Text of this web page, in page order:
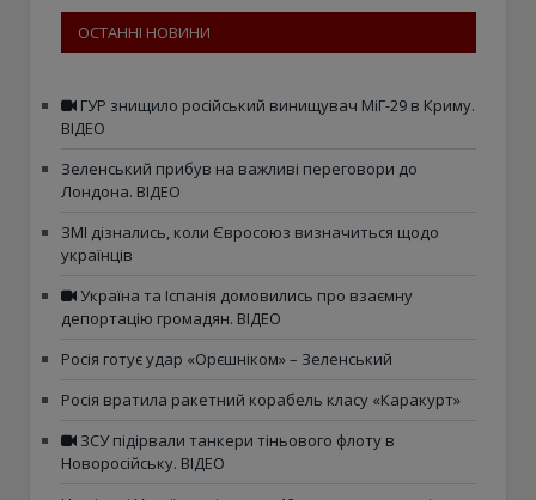
ОСТАННІ НОВИНИ
ГУР знищило російський винищувач МіГ-29 в Криму.
ВІДЕО
Зеленський прибув на важливі переговори до
Лондона. ВІДЕО
ЗМІ дізнались, коли Євросоюз визначиться щодо
українців
Україна та Іспанія домовились про взаємну
депортацію громадян. ВІДЕО
Росія готує удар «Орєшніком» – Зеленський
Росія вратила ракетний корабель класу «Каракурт»
ЗСУ підірвали танкери тіньового флоту в
Новоросійську. ВІДЕО